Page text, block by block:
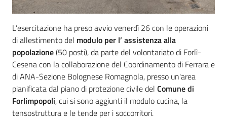
L’esercitazione ha preso avvio venerdì 26 con le operazioni
di allestimento del modulo per l’ assistenza alla
popolazione(50 posti), da parte del volontariato di Forlì-
Cesena con la collaborazione del Coordinamento di Ferrara e
di ANA-Sezione Bolognese Romagnola, presso un'area
pianificata dal piano di protezione civile del Comune di
Forlimpopoli, cui si sono aggiunti il modulo cucina, la
tensostruttura e le tende per i soccorritori.